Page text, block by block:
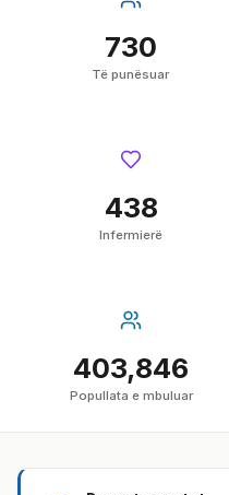
730
Të punësuar
438
Infermierë
403,846
Popullata e mbuluar